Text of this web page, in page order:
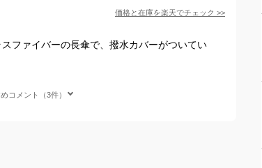
価格と在庫を楽天でチェック >>
ファイバーの長傘で、撥水カバーがついてい
コメント（3件）